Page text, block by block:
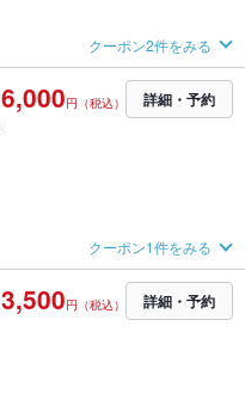
クーポン2件をみる
6,000円（税込） 詳細・予約
クーポン1件をみる
3,500円（税込） 詳細・予約